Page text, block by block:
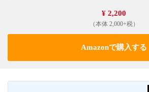
¥ 2,200
（本体 2,000+税）
Amazonで購入する